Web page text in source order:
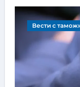
Вести с